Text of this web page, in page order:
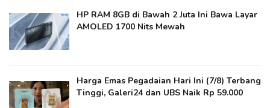
HP RAM 8GB di Bawah 2 Juta Ini Bawa Layar
AMOLED 1700 Nits Mewah
Harga Emas Pegadaian Hari Ini (7/8) Terbang
Tinggi, Galeri24 dan UBS Naik Rp 59.000